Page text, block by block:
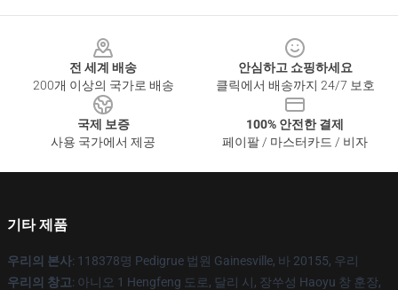
전 세계 배송
200개 이상의 국가로 배송
안심하고 쇼핑하세요
클릭에서 배송까지 24/7 보호
국제 보증
사용 국가에서 제공
100% 안전한 결제
페이팔 / 마스터카드 / 비자
기타 제품
우리의 본사: 118378명 Pedigrue 법원 Gainesville, 바 20155, 우리
우리의 창고: 아니오 1 Hengfeng 도로, 달리 시, 장쑤성 Haoyu 창 훈장,